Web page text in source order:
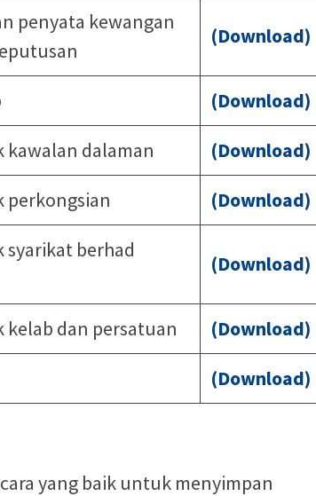
penyata kewangan
(Download)
(Download)
dalaman
(Download)
perkongsian (Download)
berhad
(Download)
dan persatuan
(Download)
(Download)
yang baik untuk menyimpan